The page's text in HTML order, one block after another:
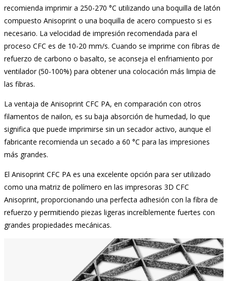
recomienda imprimir a 250-270 °C utilizando una boquilla de latón
compuesto Anisoprint o una boquilla de acero compuesto si es
necesario. La velocidad de impresión recomendada para el
proceso CFC es de 10-20 mm/s. Cuando se imprime con fibras de
refuerzo de carbono o basalto, se aconseja el enfriamiento por
ventilador (50-100%) para obtener una colocación más limpia de
las fibras.
La ventaja de Anisoprint CFC PA, en comparación con otros
filamentos de nailon, es su baja absorción de humedad, lo que
significa que puede imprimirse sin un secador activo, aunque el
fabricante recomienda un secado a 60 °C para las impresiones
más grandes.
El Anisoprint CFC PA es una excelente opción para ser utilizado
como una matriz de polímero en las impresoras 3D CFC
Anisoprint, proporcionando una perfecta adhesión con la fibra de
refuerzo y permitiendo piezas ligeras increíblemente fuertes con
grandes propiedades mecánicas.